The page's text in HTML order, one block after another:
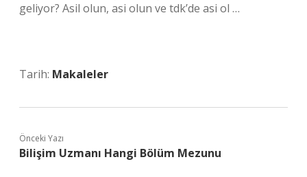
geliyor? Asil olun, asi olun ve tdk’de asi ol …
Tarih: Makaleler
Önceki Yazı
Bilişim Uzmanı Hangi Bölüm Mezunu